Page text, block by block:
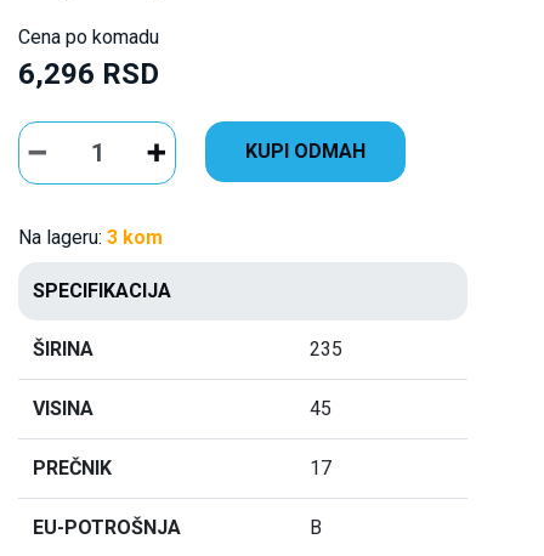
Cena po komadu
6,296 RSD
KUPI ODMAH
Na lageru: 3 kom
SPECIFIKACIJA
ŠIRINA 235
VISINA 45
PREČNIK 17
EU-POTROŠNJA B